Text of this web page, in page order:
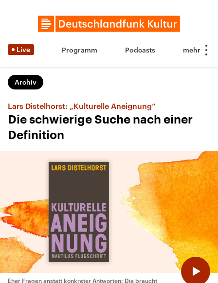
Live Programm Podcasts
Archiv
Lars Distelhorst: „Kulturelle Aneignung“
Die schwierige Suche nach einer
Definition
Eher Fragen anstatt konkreter Antworten: Die braucht